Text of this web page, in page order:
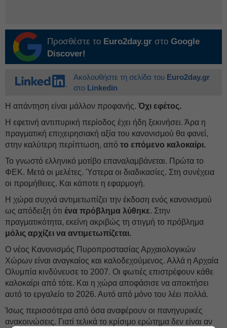
Προσθέστε το Euro2day.gr στο Google
Discover!
Ακολουθήστε τη σελίδα του Euro2day.gr
στο Linkedin
Η απάντηση είναι μάλλον προφανής. Όχι εφέτος.
Η εφετινή αντιπυρική περίοδος έχει ήδη ξεκινήσει. Άρα η
πραγματική επιχειρησιακή αξία του κανονισμού θα φανεί,
στην καλύτερη περίπτωση, από το επόμενο καλοκαίρι.
Το γνωστό ελληνικό μοτίβο επαναλαμβάνεται. Πρώτα το
ΦΕΚ. Μετά οι μελέτες. Ύστερα οι διαδικασίες. Στη συνέχεια
οι προμήθειες. Και κάποτε η εφαρμογή.
Η χώρα συχνά αντιμετωπίζει την έκδοση ενός κανονισμού
ως απόδειξη ότι ένα πρόβλημα λύθηκε. Στην
πραγματικότητα, εκείνη ακριβώς τη στιγμή το πρόβλημα
μόλις αρχίζει να αντιμετωπίζεται.
Ο νέος Κανονισμός Πυροπροστασίας Αρχαιολογικών
Χώρων είναι αναγκαίος και καλοδεχούμενος. Αλλά η Αρχαία
Ολυμπία κινδύνευσε το 2007. Οι φωτιές επιστρέφουν κάθε
καλοκαίρι από τότε. Και η χώρα αποφάσισε να αποκτήσει
αυτό το εργαλείο το 2026. Αυτό από μόνο του λέει πολλά.
Ίσως περισσότερα από όσα αναφέρουν οι πανηγυρικές
ανακοινώσεις. Γιατί τελικά το κρίσιμο ερώτημα δεν είναι αν